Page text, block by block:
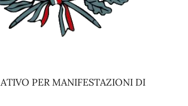
PER MANIFESTAZIONI DI